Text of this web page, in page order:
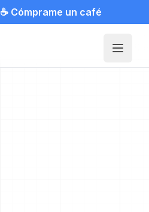
☕ Cómprame un café